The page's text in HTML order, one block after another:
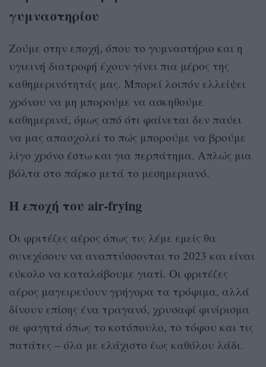
γυμναστηρίου
Ζούμε στην εποχή, όπου το γυμναστήριο και η
υγιεινή διατροφή έχουν γίνει πια μέρος της
καθημερινότητάς μας. Μπορεί λοιπόν ελλείψει
χρόνου να μη μπορούμε να ασκηθούμε
καθημερινά, όμως από ότι φαίνεται δεν παύει
να μας απασχολεί το πώς μπορούμε να βρούμε
λίγο χρόνο έστω και για περπάτημα. Απλώς μια
βόλτα στο πάρκο μετά το μεσημεριανό.
Η εποχή του air-frying
Οι φριτέζες αέρος όπως τις λέμε εμείς θα
συνεχίσουν να αναπτύσσονται το 2023 και είναι
εύκολο να καταλάβουμε γιατί. Οι φριτέζες
αέρος μαγειρεύουν γρήγορα τα τρόφιμα, αλλά
δίνουν επίσης ένα τραγανό, χρυσαφί φινίρισμα
σε φαγητά όπως το κοτόπουλο, το τόφου και τις
πατάτες – όλα με ελάχιστο έως καθόλου λάδι.